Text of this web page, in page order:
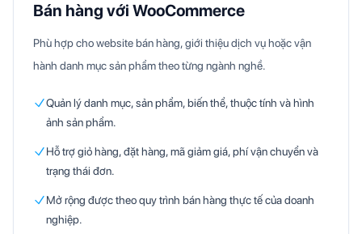
Bán hàng với WooCommerce
Phù hợp cho website bán hàng, giới thiệu dịch vụ hoặc vận
hành danh mục sản phẩm theo từng ngành nghề.
Quản lý danh mục, sản phẩm, biến thể, thuộc tính và hình
ảnh sản phẩm.
Hỗ trợ giỏ hàng, đặt hàng, mã giảm giá, phí vận chuyển và
trạng thái đơn.
Mở rộng được theo quy trình bán hàng thực tế của doanh
nghiệp.